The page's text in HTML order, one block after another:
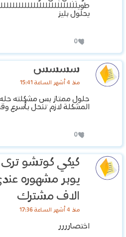
يحلول بليز
0
سسسس
منذ 4 أشهر الساعة 15:41
حلول ممتاز بس مشكلته
المشكلة لازم تنحل بأسرع
0
كيكي كوتشو ترى
يوبر مشهوره
الاف مشترك
منذ 4 أشهر الساعة 17:36
اختصارررر